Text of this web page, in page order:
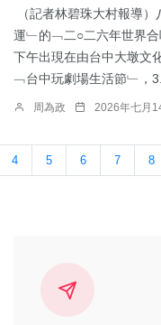
（記者林碧珠大村報導
運﹂的﹁二○二六年世界
下午出現在由台中大墩文
﹁台中玩劇場生活節﹂，
周為政 2026年七月
4 5 6 7 8